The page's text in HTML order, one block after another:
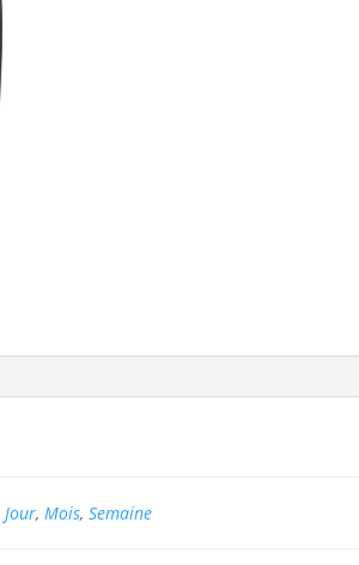
Jour, Mois, Semaine